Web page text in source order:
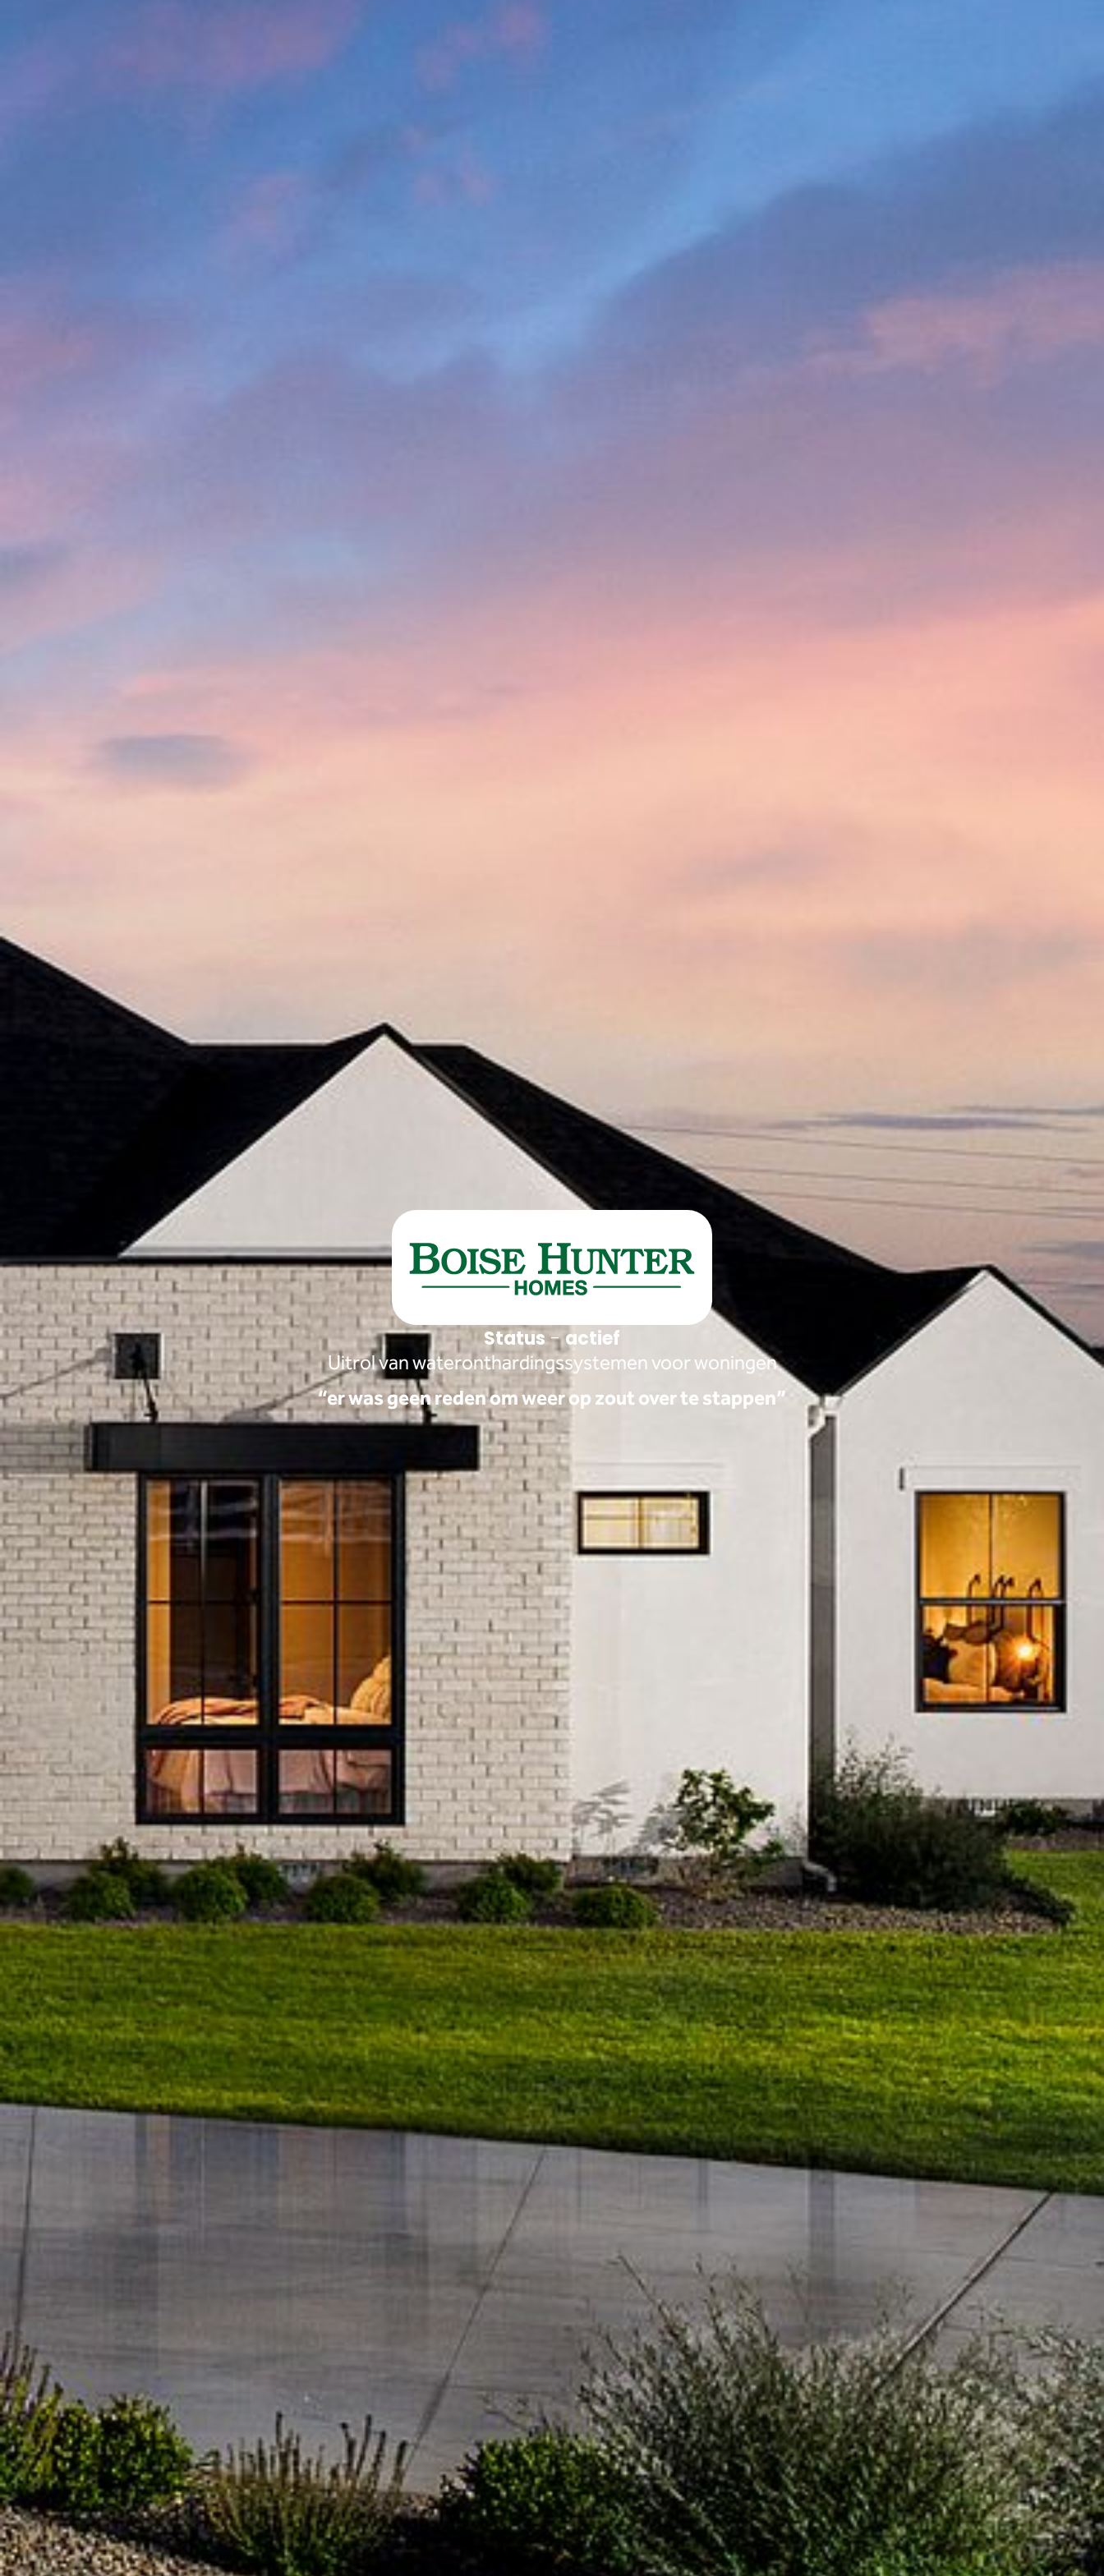
Status-actief
Uitrol van wateronthardingssystemen voor woningen
“er was geen reden om weer op zout over te stappen”